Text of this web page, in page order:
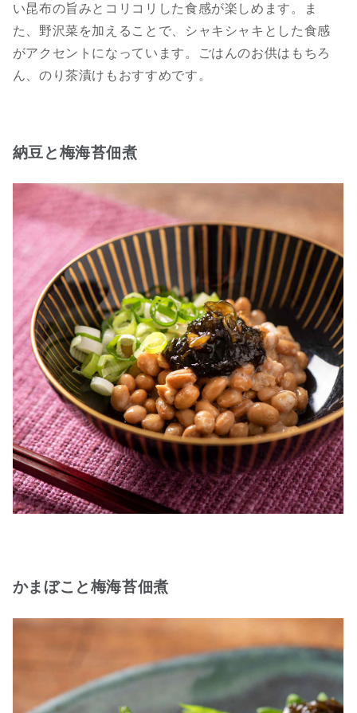
い昆布の旨みとコリコリした食感が楽しめます。ま
た、野沢菜を加えることで、シャキシャキとした食感
がアクセントになっています。ごはんのお供はもちろ
ん、のり茶漬けもおすすめです。
納豆と梅海苔佃煮
かまぼこと梅海苔佃煮